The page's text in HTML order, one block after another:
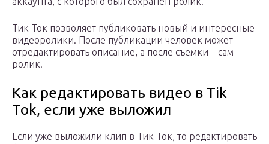
Тик Ток позволяет публиковать новый и интересные
видеоролики. После публикации человек может
отредактировать описание, а после съемки – сам
ролик.
Как редактировать видео в Tik
Tok, если уже выложил
Если уже выложили клип в Тик Ток, то редактировать